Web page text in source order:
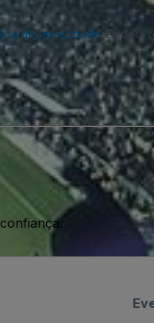
de privacidade. Poderá